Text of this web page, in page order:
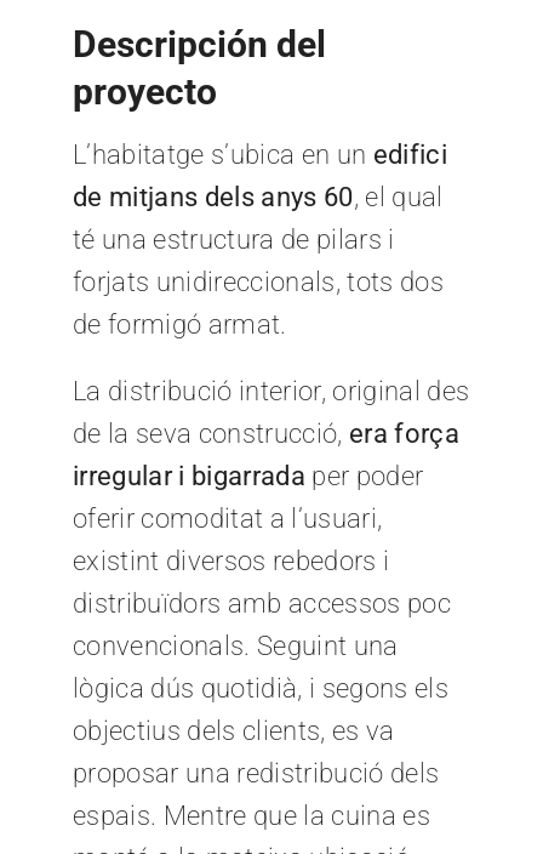
Descripción del
proyecto
L’habitatge s’ubica en un edifici
de mitjans dels anys 60, el qual
té una estructura de pilars i
forjats unidireccionals, tots dos
de formigó armat.
La distribució interior, original des
de la seva construcció, era força
irregular i bigarrada per poder
oferir comoditat a l’usuari,
existint diversos rebedors i
distribuïdors amb accessos poc
convencionals. Seguint una
lògica dús quotidià, i segons els
objectius dels clients, es va
proposar una redistribució dels
espais. Mentre que la cuina es